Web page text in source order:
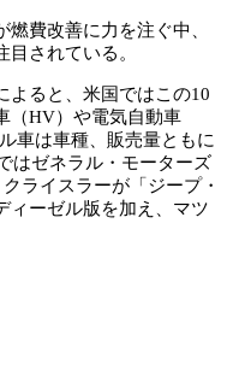
費改善に力を注ぐ中、
されている。
ると、米国ではこの10
（HV）や電気自動車
車は車種、販売量ともに
はゼネラル・モーターズ
ライスラーが「ジープ・
ィーゼル版を加え、マツ